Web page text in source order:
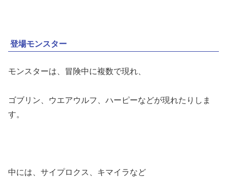
登場モンスター
モンスターは、冒険中に複数で現れ、
ゴブリン、ウエアウルフ、ハーピーなどが現れたりしま
す。
中には、サイプロクス、キマイラなど